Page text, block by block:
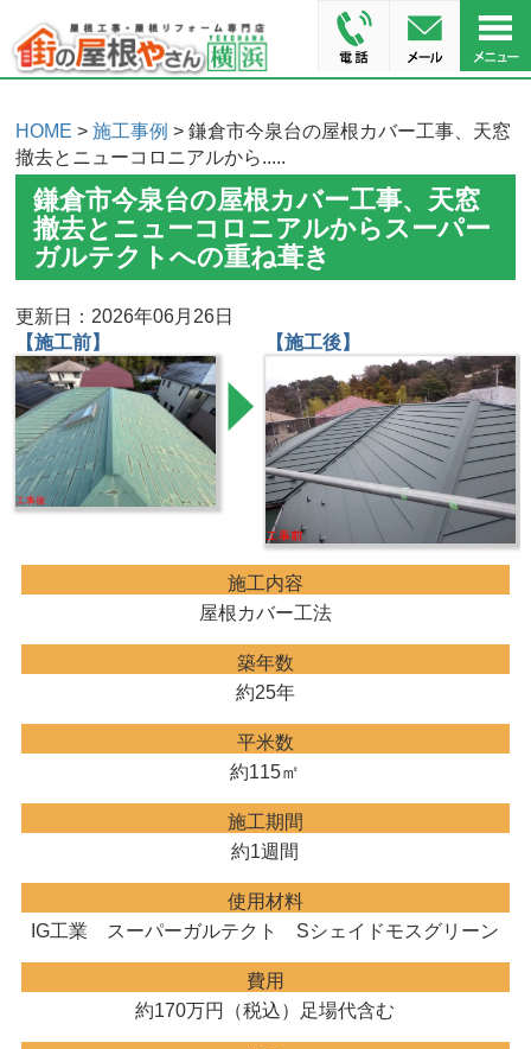
HOME >施工事例 > 鎌倉市今泉台の屋根カバー工事、天窓
撤去とニューコロニアルから.....
鎌倉市今泉台の屋根カバー工事、天窓
撤去とニューコロニアルからスーパー
ガルテクトへの重ね葺き
更新日：2026年06月26日
【施工前】
【施工後】
施工内容
屋根カバー工法
築年数
約25年
平米数
約115㎡
施工期間
約1週間
使用材料
IG工業 スーパーガルテクト Sシェイドモスグリーン
費用
約170万円（税込）足場代含む